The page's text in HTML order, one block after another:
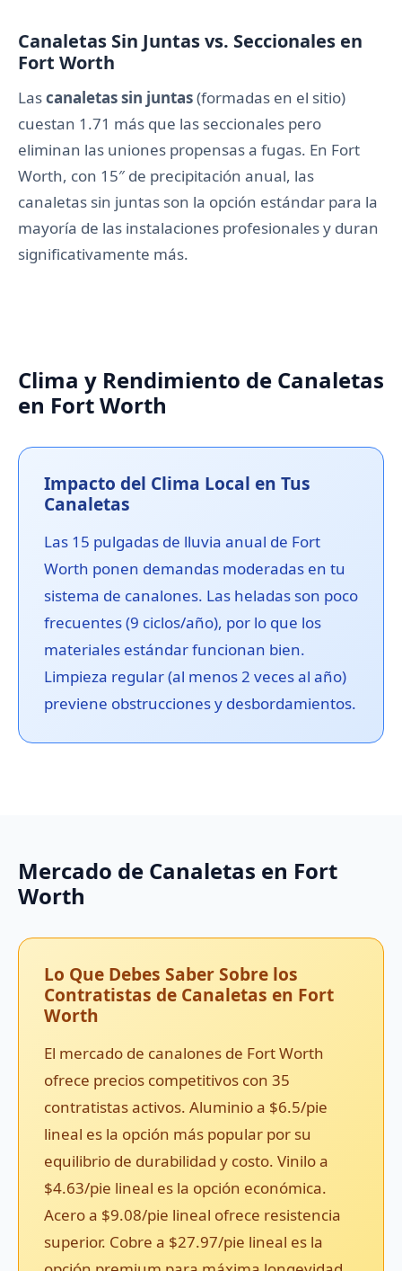
Canaletas Sin Juntas vs. Seccionales en
Fort Worth
Lascanaletas sin juntas(formadas en el sitio)
cuestan 1.71 más que las seccionales pero
eliminan las uniones propensas a fugas. En Fort
Worth, con 15″ de precipitación anual, las
canaletas sin juntas son la opción estándar para la
mayoría de las instalaciones profesionales y duran
significativamente más.
Clima y Rendimiento de Canaletas
en Fort Worth
Impacto del Clima Local en Tus
Canaletas
Las 15 pulgadas de lluvia anual de Fort
Worth ponen demandas moderadas en tu
sistema de canalones. Las heladas son poco
frecuentes (9 ciclos/año), por lo que los
materiales estándar funcionan bien.
Limpieza regular (al menos 2 veces al año)
previene obstrucciones y desbordamientos.
Mercado de Canaletas en Fort
Worth
Lo Que Debes Saber Sobre los
Contratistas de Canaletas en Fort
Worth
El mercado de canalones de Fort Worth
ofrece precios competitivos con 35
contratistas activos. Aluminio a $6.5/pie
lineal es la opción más popular por su
equilibrio de durabilidad y costo. Vinilo a
$4.63/pie lineal es la opción económica.
Acero a $9.08/pie lineal ofrece resistencia
superior. Cobre a $27.97/pie lineal es la